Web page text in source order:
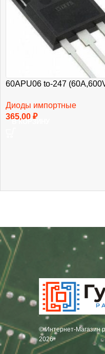
60APU06 to-247
Диоды импортные
365,00 ₽
В КОРЗИНУ
© Интернет-Магазин
2026